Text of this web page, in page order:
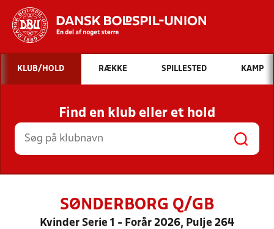
Hvad vil du søge efter?
INDHOLD OG NYHEDER
STILLINGER, RESULTATER, KLUBBER OG
HOLD
KLUB/HOLD RÆKKE SPILLESTED KAMP
Find en klub eller et hold
SØNDERBORG Q/GB
Kvinder Serie 1 - Forår 2026, Pulje 264